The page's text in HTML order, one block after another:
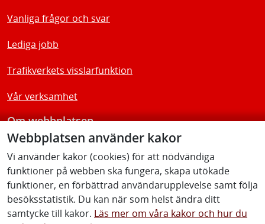
Webbplatsen använder kakor
Vi använder kakor (cookies) för att nödvändiga
funktioner på webben ska fungera, skapa utökade
funktioner, en förbättrad användarupplevelse samt följa
besöksstatistik. Du kan när som helst ändra ditt
samtycke till kakor. Läs mer om våra kakor och hur du
Vanliga frågor och svar
Lediga jobb
Trafikverkets visslarfunktion
Vår verksamhet
Om webbplatsen
Tillgänglighetsredogörelse
Följ oss